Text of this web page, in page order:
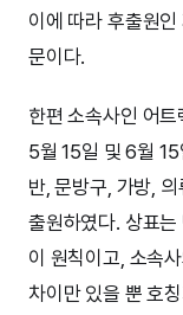
이에 따라 후출원
문이다.
한편 소속사인 어
5월 15일 및 6월
반, 문방구, 가방,
출원하였다. 상표
이 원칙이고, 소속
차이만 있을 뿐 호